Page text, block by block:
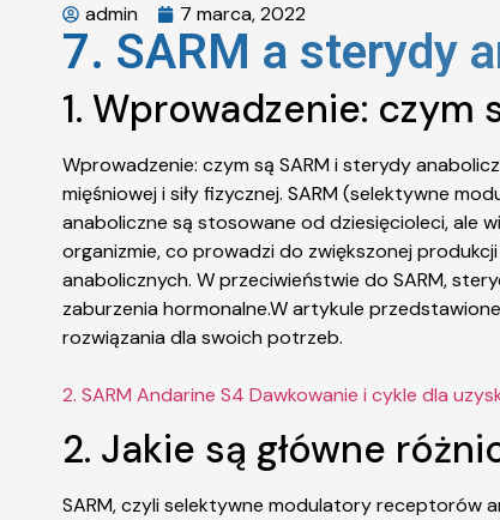
admin 7 marca, 2022
7. SARM a sterydy
1. Wprowadzenie: czym
Wprowadzenie: czym są SARM i sterydy
mięśniowej i siły fizycznej. SARM (selektywne
anaboliczne są stosowane od dziesięcioleci, ale
organizmie, co prowadzi do zwiększonej
anabolicznych. W przeciwieństwie do SARM,
zaburzenia hormonalne.W artykule
rozwiązania dla swoich potrzeb.
2. SARM Andarine S4 Dawkowanie i cykle dla
2. Jakie są główne
SARM, czyli selektywne modulatory receptorów